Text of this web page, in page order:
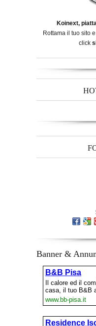
Koinext,
Rottama il tuo sito
click
Banner &